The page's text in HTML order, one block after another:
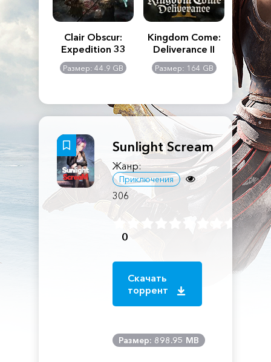
Creed
Clair Obscur:
Expedition 33
Размер: 44.9 GB
Kingdom Come:
Deliverance II
Размер: 164 GB
The
Sunlight Scream
Жанр:
Приключения
306
0
Скачать
торрент
Размер: 898.95 MB